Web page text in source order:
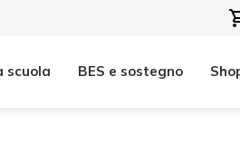
scuola BES e sostegno